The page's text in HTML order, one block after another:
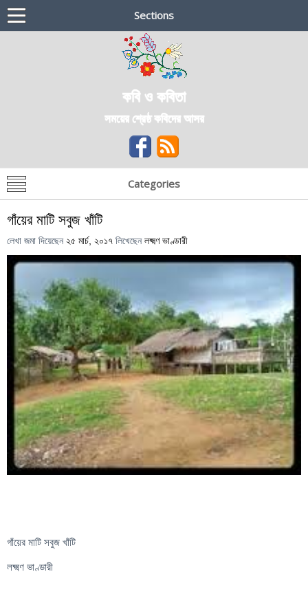
Sections
কবি ও কবিতা
সময়ের শ্রেষ্ঠ কবিদের আসর
Categories
গাঁয়ের মাটি সবুজ খাঁটি
লেখা জমা দিয়েছেন ২৫ মার্চ, ২০১৭ লিখেছেন লক্ষ্মণ ভাণ্ডারী
গাঁয়ের মাটি সবুজ খাঁটি
লক্ষ্মণ ভাণ্ডারী